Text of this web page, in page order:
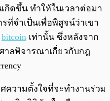
กิดขึ้น ทำให้ในเวลาต่อมา
ที่จำเป็นเพื่อพิสูจน์ว่าเขา
bitcoin เท่านั้น ซึ่งหลังจาก
าลพิจารณาเกี่ยวกับกฎ
ความตั้งใจที่จะทำงานร่วม